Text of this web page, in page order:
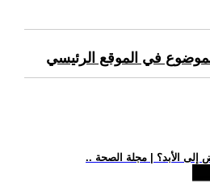
في الموقع الرئيسي
إلى الأبد؟ | مجلة الصحة